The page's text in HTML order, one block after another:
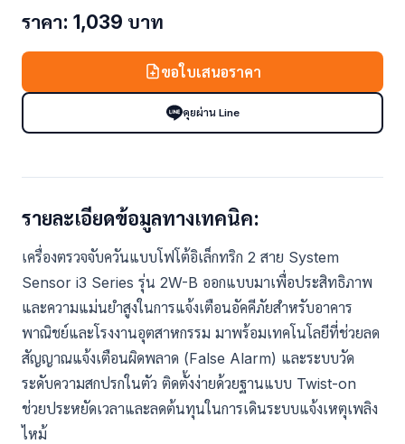
ราคา: 1,039 บาท
ขอใบเสนอราคา
คุยผ่าน Line
รายละเอียดข้อมูลทางเทคนิค:
เครื่องตรวจจับควันแบบโฟโต้อิเล็กทริก 2 สาย System
Sensor i3 Series รุ่น 2W-B ออกแบบมาเพื่อประสิทธิภาพ
และความแม่นยำสูงในการแจ้งเตือนอัคคีภัยสำหรับอาคาร
พาณิชย์และโรงงานอุตสาหกรรม มาพร้อมเทคโนโลยีที่ช่วยลด
สัญญาณแจ้งเตือนผิดพลาด (False Alarm) และระบบวัด
ระดับความสกปรกในตัว ติดตั้งง่ายด้วยฐานแบบ Twist-on
ช่วยประหยัดเวลาและลดต้นทุนในการเดินระบบแจ้งเหตุเพลิง
ไหม้